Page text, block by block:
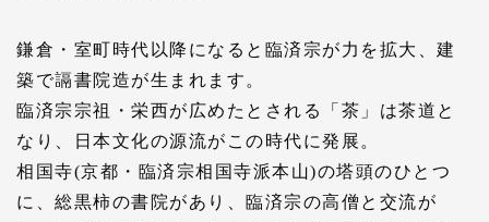
鎌倉・室町時代以降になると臨済宗が力を拡大、建
築で䛿書院造が生まれます。
臨済宗宗祖・栄西が広めたとされる「茶」は茶道と
なり、日本文化の源流がこの時代に発展。
相国寺(京都・臨済宗相国寺派本山)の塔頭のひとつ
に、総黒柿の書院があり、臨済宗の高僧と交流が